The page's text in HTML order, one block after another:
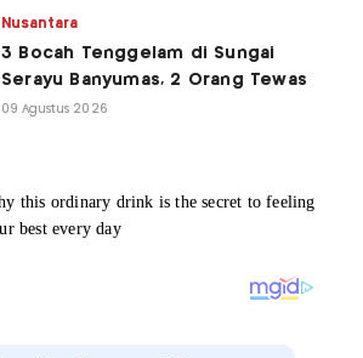
Nusantara
3 Bocah Tenggelam di Sungai
Serayu Banyumas, 2 Orang Tewas
09 Agustus 2026